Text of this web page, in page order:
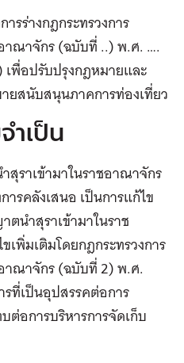
ร่างกฎกระทรวงการ
าณาจักร (ฉบับที่ ..) พ.ศ. ….
เพื่อปรับปรุงกฎหมายและ
ยสนับสนุนภาคการท่องเที่ยว
ำเป็น
สุราเข้ามาในราชอาณาจักร
รคลังเสนอ เป็นการแก้ไข
ตนำสุราเข้ามาในราช
พิ่มเติมโดยกฎกระทรวงการ
าณาจักร (ฉบับที่ 2) พ.ศ.
ที่เป็นอุปสรรคต่อการ
ต่อการบริหารการจัดเก็บ